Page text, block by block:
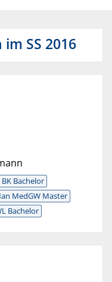
SS 2016
Bachelor
MedGW Master
Bachelor